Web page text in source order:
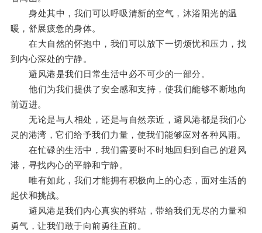
身处其中，我们可以呼吸清新的空气，沐浴阳光的温
暖，舒展疲惫的身体。
在大自然的怀抱中，我们可以放下一切烦忧和压力，找
到内心深处的宁静。
避风港是我们日常生活中必不可少的一部分。
他们为我们提供了安全感和支持，使我们能够不断地向
前迈进。
无论是与人相处，还是与自然亲近，避风港都是我们心
灵的港湾，它们给予我们力量，使我们能够应对各种风雨。
在忙碌的生活中，我们需要时不时地回归到自己的避风
港，寻找内心的平静和宁静。
唯有如此，我们才能拥有积极向上的心态，面对生活的
起伏和挑战。
避风港是我们内心真实的驿站，带给我们无尽的力量和
勇气，让我们敢于向前勇往直前。